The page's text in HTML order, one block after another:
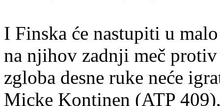
I Finska će nastupiti u
na njihov zadnji meč
zgloba desne ruke neće
Micke Kontinen (ATP